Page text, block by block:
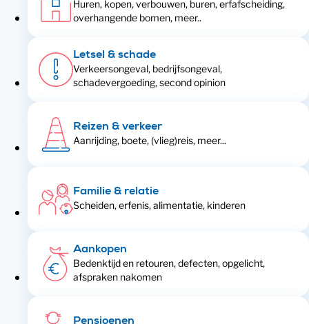
Huren, kopen, verbouwen, buren, erfafscheiding,
overhangende bomen, meer..
Letsel & schade
Verkeersongeval, bedrijfsongeval,
schadevergoeding, second opinion
Reizen & verkeer
Aanrijding, boete, (vlieg)reis, meer...
Familie & relatie
Scheiden, erfenis, alimentatie, kinderen
Aankopen
Bedenktijd en retouren, defecten, opgelicht,
afspraken nakomen